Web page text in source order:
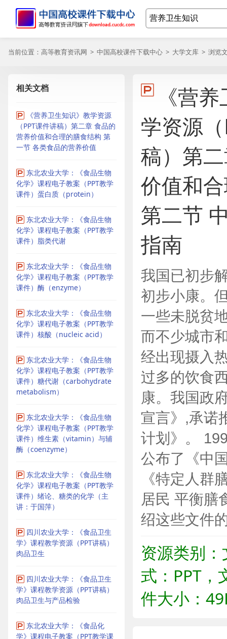
当前位置： 高等教育资讯网 > 中国高校课件下载中心 > 大学文库 > 浏览
相关文档
《营养卫生知识》教学资源
（PPT课件讲稿）第二章 食品的
营养价值和合理的膳食结构 第
一节 各类食品的营养价值
东北农业大学：《食品生物
化学》课程电子教案（PPT教学
课件）蛋白质（protein）
东北农业大学：《食品生物
化学》课程电子教案（PPT教学
课件）脂类代谢
东北农业大学：《食品生物
化学》课程电子教案（PPT教学
课件）酶（enzyme）
东北农业大学：《食品生物
化学》课程电子教案（PPT教学
课件）核酸（nucleic acid）
东北农业大学：《食品生物
化学》课程电子教案（PPT教学
课件）糖代谢（carbohydrate
metabolism）
东北农业大学：《食品生物
化学》课程电子教案（PPT教学
课件）维生素（vitamin）与辅
酶（coenzyme）
东北农业大学：《食品生物
化学》课程电子教案（PPT教学
课件）绪论、糖类的化学（主
讲：于国萍）
四川农业大学：《食品卫生
学》课程教学资源（PPT讲稿）
肉品卫生
四川农业大学：《食品卫生
学》课程教学资源（PPT讲稿）
肉品卫生与产品检验
东北农业大学：《食品化
学》课程电子教案（PPT教学课
《营
学资源
稿）第
价值和
第二节
指南
我国已初步
初步小康。
一些未脱贫
而不少城市
经出现摄入
过多的饮食
康。我国政
宣言》,承诺
计划》。
公布了《中
《特定人群
居民 平衡膳
绍这些文件
资源类别
式：PPT，
件大小：